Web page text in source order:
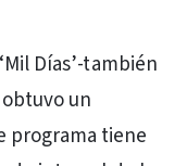
Días’-también
un
programa tiene